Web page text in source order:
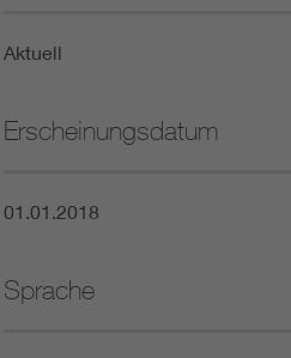
Aktuell
Erscheinungsdatum
01.01.2018
Sprache